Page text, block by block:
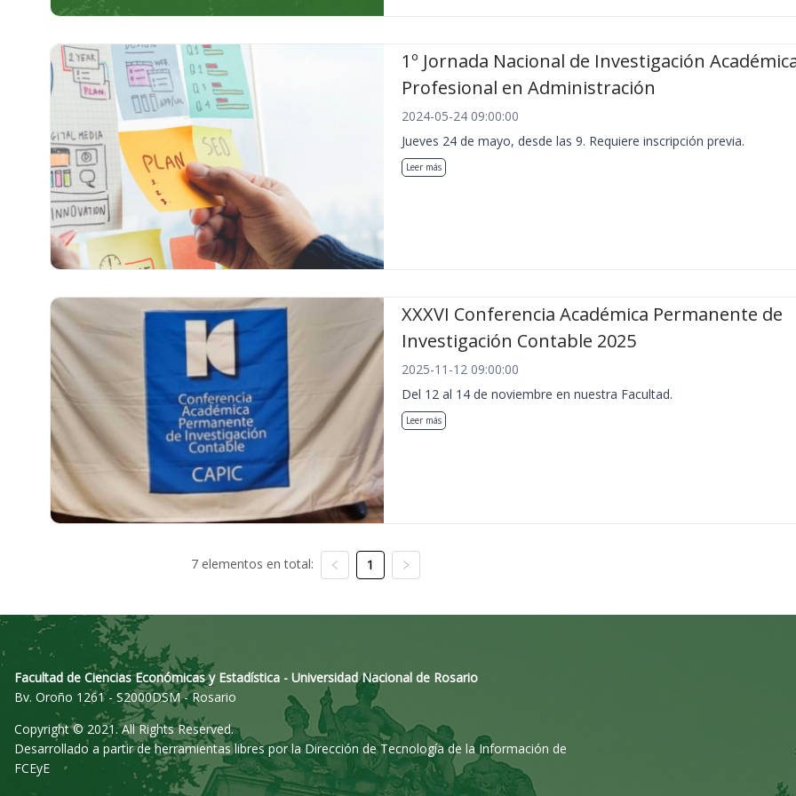
1º Jornada Nacional de Investigación
Profesional en Administración
2024-05-24 09:00:00
Jueves 24 de mayo, desde las 9. Requiere inscripción previa.
Leer más
XXXVI Conferencia Académica Permanente de
Investigación Contable 2025
2025-11-12 09:00:00
Del 12 al 14 de noviembre en nuestra Facultad.
Leer más
7 elementos en total: 1
Facultad de Ciencias Económicas y Estadística - Universidad Nacional de Rosario
Bv. Oroño 1261 - S2000DSM - Rosario
Copyright © 2021. All Rights Reserved.
Desarrollado a partir de herramientas libres por la Dirección de Tecnología de la Información de
FCEyE